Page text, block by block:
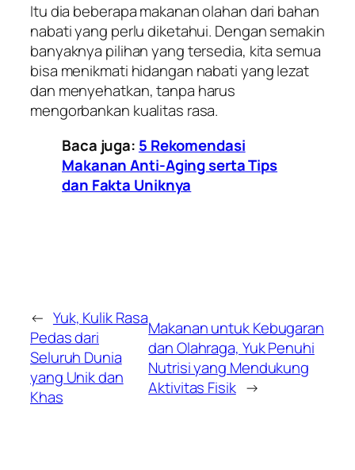
Itu dia beberapa makanan olahan dari bahan
nabati yang perlu diketahui. Dengan semakin
banyaknya pilihan yang tersedia, kita semua
bisa menikmati hidangan nabati yang lezat
dan menyehatkan, tanpa harus
mengorbankan kualitas rasa.
Baca juga: 5 Rekomendasi
Makanan Anti-Aging serta Tips
dan Fakta Uniknya
← Yuk, Kulik Rasa
Pedas dari
Seluruh Dunia
yang Unik dan
Khas
Makanan untuk Kebugaran
dan Olahraga, Yuk Penuhi
Nutrisi yang Mendukung
Aktivitas Fisik →